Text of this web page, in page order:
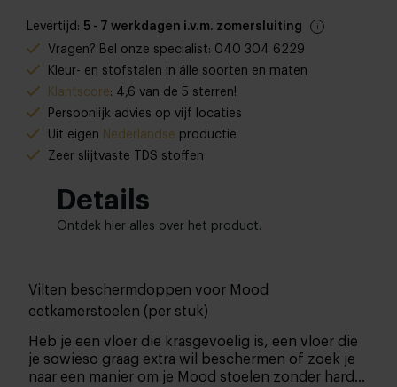
Levertijd: 5 - 7 werkdagen i.v.m. zomersluiting
Vragen? Bel onze specialist: 040 304 6229
Kleur- en stofstalen in álle soorten en maten
Klantscore: 4,6 van de 5 sterren!
Persoonlijk advies op vijf locaties
Uit eigen Nederlandse productie
Zeer slijtvaste TDS stoffen
Details
Ontdek hier alles over het product.
Vilten beschermdoppen voor Mood
eetkamerstoelen (per stuk)
Heb je een vloer die krasgevoelig is, een vloer die
je sowieso graag extra wil beschermen of zoek je
naar een manier om je Mood stoelen zonder hard